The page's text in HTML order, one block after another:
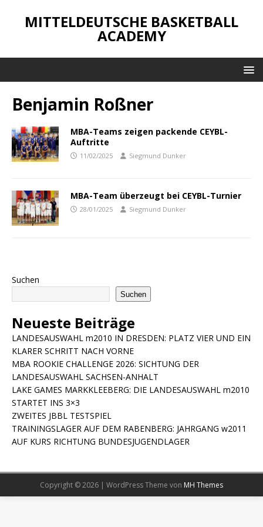
MITTELDEUTSCHE BASKETBALL
ACADEMY
Benjamin Roßner
MBA-Teams zeigen packende CEYBL-
Auftritte
11/02/2025 Siegmund Dunker
MBA-Team überzeugt bei CEYBL-Turnier
28/01/2025 Siegmund Dunker
Suchen
Suchen
Neueste Beiträge
LANDESAUSWAHL m2010 IN DRESDEN: PLATZ VIER UND EIN
KLARER SCHRITT NACH VORNE
MBA ROOKIE CHALLENGE 2026: SICHTUNG DER
LANDESAUSWAHL SACHSEN-ANHALT
LAKE GAMES MARKKLEEBERG: DIE LANDESAUSWAHL m2010
STARTET INS 3×3
ZWEITES JBBL TESTSPIEL
TRAININGSLAGER AUF DEM RABENBERG: JAHRGANG w2011
AUF KURS RICHTUNG BUNDESJUGENDLAGER
Copyright © 2026 | WordPress Theme von MH Themes